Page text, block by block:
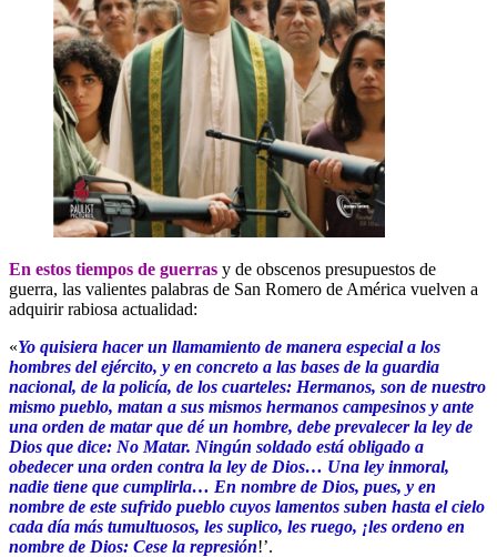
En estos tiempos de guerras y de obscenos presupuestos de
guerra, las valientes palabras de San Romero de América vuelven a
adquirir rabiosa actualidad:
«Yo quisiera hacer un llamamiento de manera especial a los
hombres del ejército, y en concreto a las bases de la guardia
nacional, de la policía, de los cuarteles: Hermanos, son de nuestro
mismo pueblo, matan a sus mismos hermanos campesinos y ante
una orden de matar que dé un hombre, debe prevalecer la ley de
Dios que dice: No Matar. Ningún soldado está obligado a
obedecer una orden contra la ley de Dios… Una ley inmoral,
nadie tiene que cumplirla… En nombre de Dios, pues, y en
nombre de este sufrido pueblo cuyos lamentos suben hasta el cielo
cada día más tumultuosos, les suplico, les ruego, ¡les ordeno en
nombre de Dios: Cese la represión!’.